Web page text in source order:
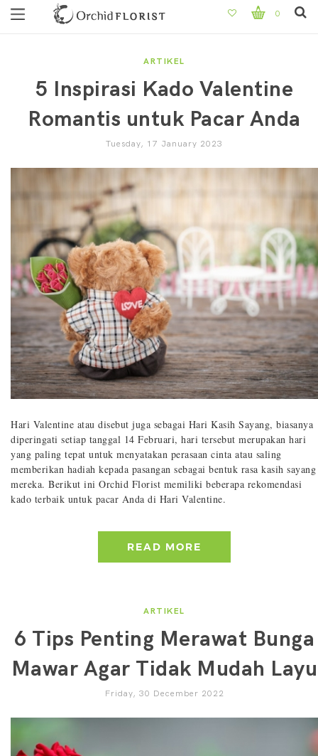
0
ARTIKEL
5 Inspirasi Kado Valentine
Romantis untuk Pacar Anda
Tuesday, 17 January 2023
Hari Valentine atau disebut juga sebagai Hari Kasih Sayang, biasanya
diperingati setiap tanggal 14 Februari, hari tersebut merupakan hari
yang paling tepat untuk menyatakan perasaan cinta atau saling
memberikan hadiah kepada pasangan sebagai bentuk rasa kasih sayang
mereka. Berikut ini Orchid Florist memiliki beberapa rekomendasi
kado terbaik untuk pacar Anda di Hari Valentine.
READ MORE
ARTIKEL
6 Tips Penting Merawat Bunga
Mawar Agar Tidak Mudah Layu
Friday, 30 December 2022